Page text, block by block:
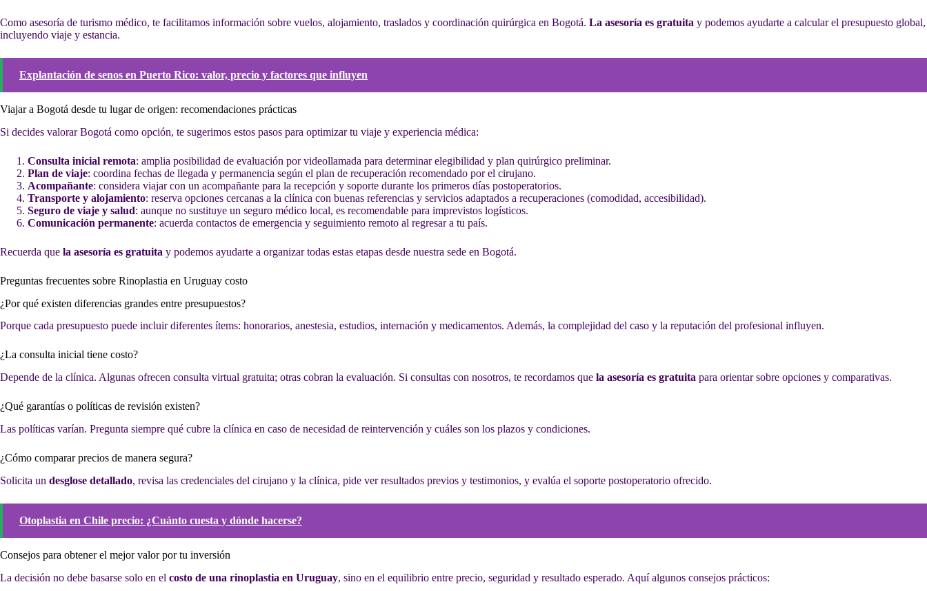
Como asesoría de turismo médico, te facilitamos información sobre vuelos, alojamiento, traslados y coordinación quirúrgica en Bogotá. La asesoría es gratuita y podemos ayudarte a calcular el presupuesto global,
incluyendo viaje y estancia.
Explantación de senos en Puerto Rico: valor, precio y factores que influyen
Viajar a Bogotá desde tu lugar de origen: recomendaciones prácticas
Si decides valorar Bogotá como opción, te sugerimos estos pasos para optimizar tu viaje y experiencia médica:
Consulta inicial remota: amplia posibilidad de evaluación por videollamada para determinar elegibilidad y plan quirúrgico preliminar.
Plan de viaje: coordina fechas de llegada y permanencia según el plan de recuperación recomendado por el cirujano.
Acompañante: considera viajar con un acompañante para la recepción y soporte durante los primeros días postoperatorios.
Transporte y alojamiento: reserva opciones cercanas a la clínica con buenas referencias y servicios adaptados a recuperaciones (comodidad, accesibilidad).
Seguro de viaje y salud: aunque no sustituye un seguro médico local, es recomendable para imprevistos logísticos.
Comunicación permanente: acuerda contactos de emergencia y seguimiento remoto al regresar a tu país.
Recuerda que la asesoría es gratuita y podemos ayudarte a organizar todas estas etapas desde nuestra sede en Bogotá.
Preguntas frecuentes sobre Rinoplastia en Uruguay costo
¿Por qué existen diferencias grandes entre presupuestos?
Porque cada presupuesto puede incluir diferentes ítems: honorarios, anestesia, estudios, internación y medicamentos. Además, la complejidad del caso y la reputación del profesional influyen.
¿La consulta inicial tiene costo?
Depende de la clínica. Algunas ofrecen consulta virtual gratuita; otras cobran la evaluación. Si consultas con nosotros, te recordamos que la asesoría es gratuita para orientar sobre opciones y comparativas.
¿Qué garantías o políticas de revisión existen?
Las políticas varían. Pregunta siempre qué cubre la clínica en caso de necesidad de reintervención y cuáles son los plazos y condiciones.
¿Cómo comparar precios de manera segura?
Solicita un desglose detallado, revisa las credenciales del cirujano y la clínica, pide ver resultados previos y testimonios, y evalúa el soporte postoperatorio ofrecido.
Otoplastia en Chile precio: ¿Cuánto cuesta y dónde hacerse?
Consejos para obtener el mejor valor por tu inversión
La decisión no debe basarse solo en el costo de una rinoplastia en Uruguay, sino en el equilibrio entre precio, seguridad y resultado esperado. Aquí algunos consejos prácticos: